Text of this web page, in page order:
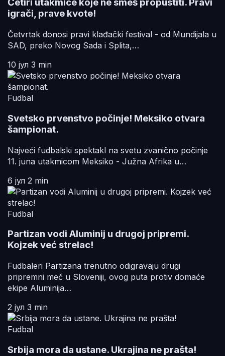
Četiri utakmice koje ne smeš propustiti. Pravi
igrači, prave kvote!
Četvrtak donosi pravi klađački festival - od Mundijala u
SAD, preko Novog Sada i Splita,…
10 јул 3 min
Fudbal
Svetsko prvenstvo počinje! Meksiko otvara
šampionat.
Najveći fudbalski spektakl na svetu zvanično počinje
11. juna utakmicom Meksiko - Južna Afrika u…
6 јул 2 min
Fudbal
Partizan vodi Aluminij u drugoj pripremi.
Kojzek već strelac!
Fudbaleri Partizana trenutno odigravaju drugi
pripremni meč u Sloveniji, ovog puta protiv domaće
ekipe Aluminija…
2 јул 3 min
Fudbal
Srbija mora da ustane. Ukrajina ne prašta!